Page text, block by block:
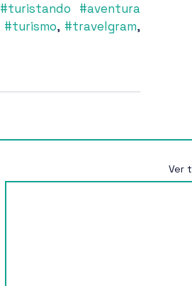
#turistando
#aventura
#turismo, #travelgram
Ver